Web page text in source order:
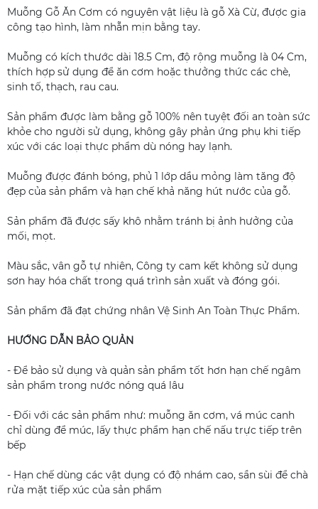
Muỗng Gỗ Ăn Cơm có nguyên vật liệu là gỗ Xà Cừ, được gia
công tạo hình, làm nhẵn mịn bằng tay.
Muỗng có kích thước dài 18.5 Cm, độ rộng muỗng là 04 Cm,
thích hợp sử dụng để ăn cơm hoặc thưởng thức các chè,
sinh tố, thạch, rau cau.
Sản phẩm được làm bằng gỗ 100% nên tuyệt đối an toàn sức
khỏe cho người sử dụng, không gây phản ứng phụ khi tiếp
xúc với các loại thực phẩm dù nóng hay lạnh.
Muỗng được đánh bóng, phủ 1 lớp dầu mỏng làm tăng độ
đẹp của sản phẩm và hạn chế khả năng hút nước của gỗ.
Sản phẩm đã được sấy khô nhằm tránh bị ảnh hưởng của
mối, mọt.
Màu sắc, vân gỗ tự nhiên, Công ty cam kết không sử dụng
sơn hay hóa chất trong quá trình sản xuất và đóng gói.
Sản phẩm đã đạt chứng nhân Vệ Sinh An Toàn Thực Phẩm.
HƯỚNG DẪN BẢO QUẢN
- Để bảo sử dụng và quản sản phẩm tốt hơn hạn chế ngâm
sản phẩm trong nước nóng quá lâu
- Đối với các sản phẩm như: muỗng ăn cơm, vá múc canh
chỉ dùng để múc, lấy thực phẩm hạn chế nấu trực tiếp trên
bếp
- Hạn chế dùng các vật dụng có độ nhám cao, sần sùi để chà
rửa mặt tiếp xúc của sản phẩm